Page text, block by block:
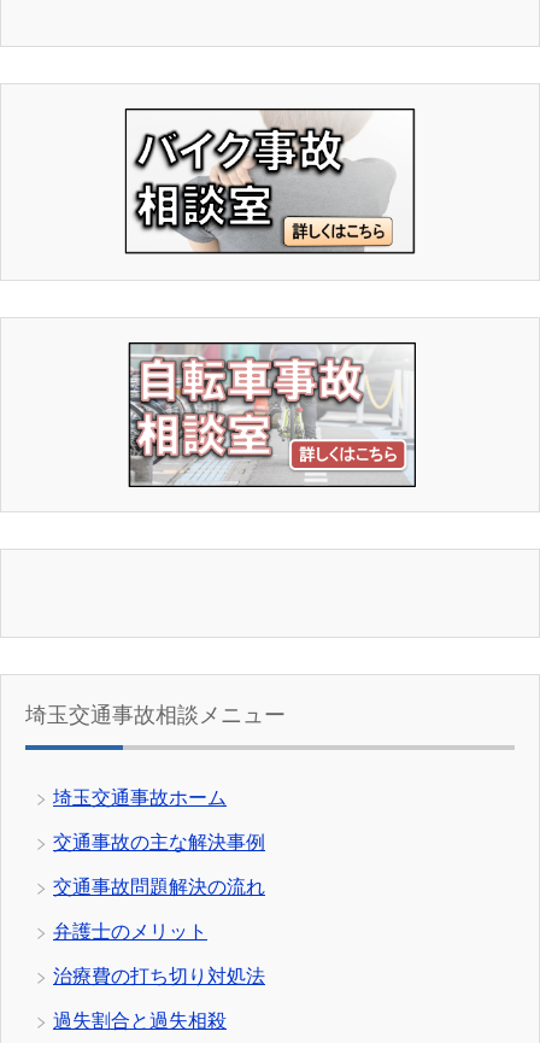
埼玉交通事故相談メニュー
埼玉交通事故ホーム
交通事故の主な解決事例
交通事故問題解決の流れ
弁護士のメリット
治療費の打ち切り対処法
過失割合と過失相殺